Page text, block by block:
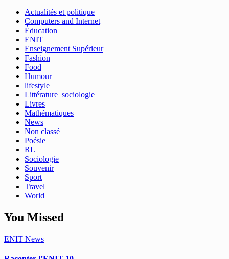
Actualités et politique
Computers and Internet
Éducation
ENIT
Enseignement Supérieur
Fashion
Food
Humour
lifestyle
Littérature_sociologie
Livres
Mathématiques
News
Non classé
Poésie
RL
Sociologie
Souvenir
Sport
Travel
World
You Missed
ENIT News